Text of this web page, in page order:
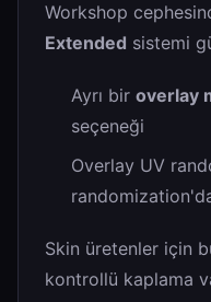
Workshop
Extended sistemi
Ayrı bir overlay
seçeneği
Overlay UV
Skin üretenler için
kontrollü kaplama